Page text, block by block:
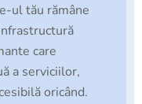
ul tău rămâne
care
a serviciilor,
oricând.